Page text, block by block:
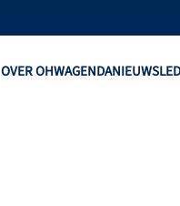
OVER OHWAGENDANIEUWS